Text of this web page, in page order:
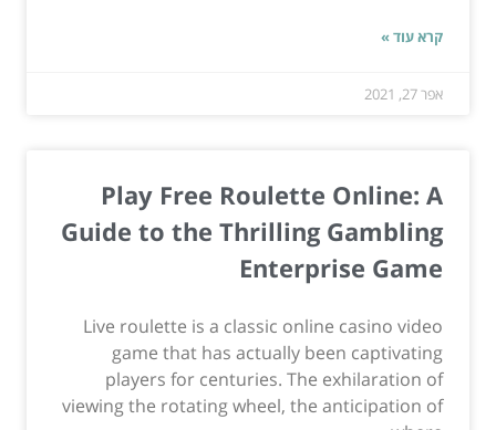
קרא עוד »
אפר 27, 2021
Play Free Roulette Online: A
Guide to the Thrilling Gambling
Enterprise Game
Live roulette is a classic online casino video
game that has actually been captivating
players for centuries. The exhilaration of
viewing the rotating wheel, the anticipation of